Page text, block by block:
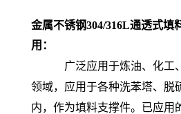
金属不锈钢304/316L通透式填
用：
广泛应用于炼油、化工、
领域，应用于各种洗苯塔、脱
内，作为填料支撑件。已应用